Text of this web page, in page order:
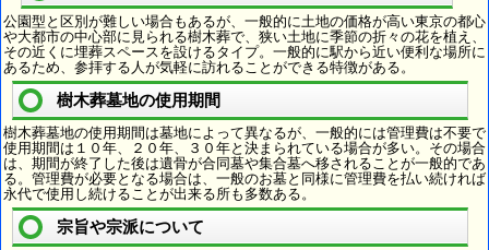
公園型と区別が難しい場合もあるが、一般的に土地の価格が高い東京の都心
や大都市の中心部に見られる樹木葬で、狭い土地に季節の折々の花を植え、
その近くに埋葬スペースを設けるタイプ。一般的に駅から近い便利な場所に
あるため、参拝する人が気軽に訪れることができる特徴がある。
樹木葬墓地の使用期間
樹木葬墓地の使用期間は墓地によって異なるが、一般的には管理費は不要で
使用期間は１０年、２０年、３０年と決まられている場合が多い。その場合
は、期間が終了した後は遺骨が合同墓や集合墓へ移されることが一般的であ
る。管理費が必要となる場合は、一般のお墓と同様に管理費を払い続ければ
永代で使用し続けることが出来る所も多数ある。
宗旨や宗派について